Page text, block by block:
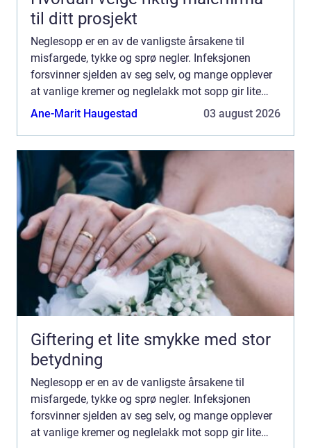
til ditt prosjekt
Neglesopp er en av de vanligste årsakene til
misfargede, tykke og sprø negler. Infeksjonen
forsvinner sjelden av seg selv, og mange opplever
at vanlige kremer og neglelakk mot sopp gir lite
eller ingen effekt. En målrettet og riktig valgt
Ane-Marit Haugestad 03 august 2026
Giftering et lite smykke med stor
betydning
Neglesopp er en av de vanligste årsakene til
misfargede, tykke og sprø negler. Infeksjonen
forsvinner sjelden av seg selv, og mange opplever
at vanlige kremer og neglelakk mot sopp gir lite